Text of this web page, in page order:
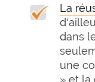
La
dans
une
» et la